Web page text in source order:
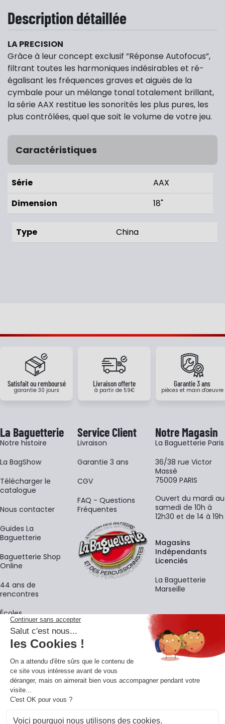
Description détaillée
LA PRECISION
Grâce à leur concept exclusif ”Réponse Autofocus”,
filtrant toutes les harmoniques indésirables et ré-
égalisant les fréquences graves et aiguës de la
cymbale pour un mélange tonal totalement brillant,
la série AAX restitue les sonorités les plus pures, les
plus contrôlées, quel que soit le volume de votre jeu.
Caractéristiques
Série
AAX
Dimension
18"
Type China
Satisfait ou remboursé
garantie 30 jours
Livraison offerte
à partir de 59€
Garantie 3 ans
pièces et main d'oeuvre
La Baguetterie
Notre histoire
La BagShow
​Télécharger le
catalogue
Nous contacter
Guides La
Baguetterie
Baguetterie Shop
Online
44 ans de
rencontres
Écoles
Service Client
Livraison
Garantie 3 ans
CGV
FAQ - Questions
Fréquentes
Notre Magasin
La Baguetterie Paris
36/38 rue Victor
Massé
75009 PARIS
Ouvert du mardi au
samedi de 10h à
12h30 et de 14 à 19h
Magasins
Indépendants
Licenciés
La Baguetterie
Marseille
La newsletter
Adresse e-mail
En vous inscrivant à notre newsletter, vous acceptez notre
confidentialité.
Retrouvons-nous sur